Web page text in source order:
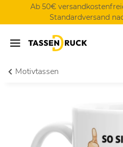
Ab 50€
Standardversand
Motivtassen